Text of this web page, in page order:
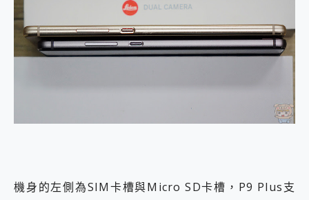
機身的左側為SIM卡槽與Micro SD卡槽，P9 Plus支